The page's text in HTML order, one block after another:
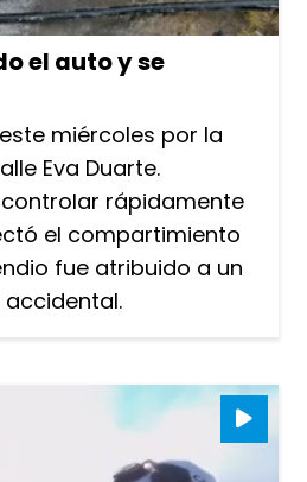
el auto y se
miércoles por la
Eva Duarte.
rápidamente
el compartimiento
fue atribuido a un